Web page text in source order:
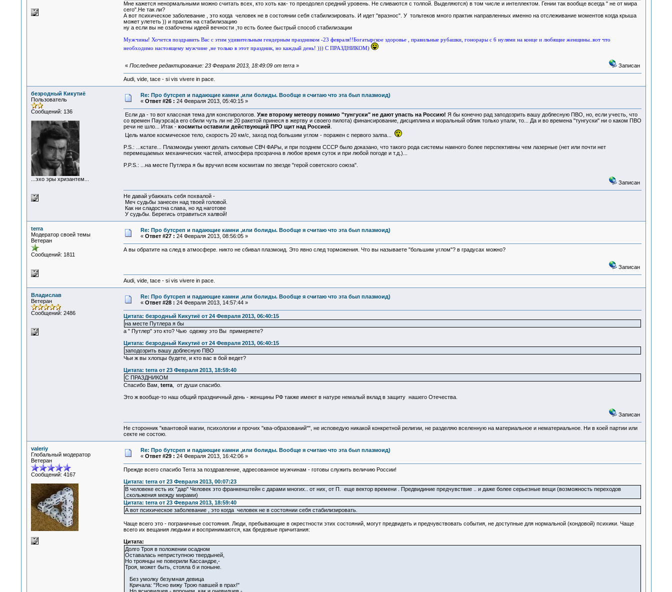
Мне кажется ненормальными можно считать всех, кто хоть как- то преодолел средний уровень. Не сливаются с толпой. Выделяются) в том числе и интеллектом. Гении так вообще всегда " не от мира
сего".Не так ли?
А вот психическое заболевание , это когда человек не в состоянии себя стабилизировать. И идет "вразнос". У тольтеков много практик направленных именно на отслеживание моментов когда крыша
может улететь )) и практик на стабилизацию
ну а если вы не озабочены идеей вечности ,то есть более быстрый способ стабилизации
Мужчины! Хочется поздравить Вас с этим удивительным гендерным праздником -23 февраля!!Богатырское здоровье , правильные рубашки, гонорары с 6 нулями на конце и любящие женщины..вот что
необходимо настоящему мужчине ,не только в этот праздник, но каждый день! ))) С ПРАЗДНИКОМ)
« Последнее редактирование: 23 Февраля 2013, 18:49:09 от terra» Записан
Audi, vide, tace - si vis vivere in pace.
безродный Кикутиё
Пользователь
Сообщений: 136
...эхо эры хризантем...
Re: Про бутсреп и падающие камни ,или болиды. Вообще я считаю что эта был плазмоид)
« Ответ #26 : 24 Февраля 2013, 05:40:15 »
Если да - то вот классная тема для конспирологов. Уже второму метеору помимо "тунгуски" не дают упасть на Россию! Я бы конечно рад заподозрить вашу доблесную ПВО, но, если учесть, что
со времен Пауэрса(а его сбили чуть ли не 20 ракетой принеся в жертву и своего пилота) финансирование, дисциплина и моральный облик только упали, то... Да и во времена "тунгуски" ни о каком ПВО
речи не шло... Итак - космиты оставили действующий ПРО щит над Россией
Цель малое космическое тело, скорость 20 км/с, заход под большим углом - поражен с первого залпа...
P.S.: ...кстате... Плазмоиды умеют делать силовые СВЧ ФАРы, и при позднем СССР было доказано, что такого рода системы намного более перспективны чем лазерные (нет или почти нет
перемещаемых механических частей, атмосфера прозрачна в любое время суток и при любой погоде и т.д.)...
P.P.S.: ...на месте Путлера я бы вручил всем космитам по звезде "герой советского союза".
Записан
Не давай убаюкать себя похвалой -
Меч судьбы занесен над твоей головой.
Как ни сладостна слава, но яд наготове
У судьбы. Берегись отравиться халвой!
terra
Модератор своей темы
Ветеран
Сообщений: 1811
Re: Про бутсреп и падающие камни ,или болиды. Вообще я считаю что эта был плазмоид)
« Ответ #27 : 24 Февраля 2013, 08:56:05 »
А вы обратите на след в атмосфере. никто не сбивал плазмоид. Это явно след торможения. Что вы называете "большим углом"? в градусах можно?
Записан
Audi, vide, tace - si vis vivere in pace.
Владислав
Ветеран
Сообщений: 2486
Re: Про бутсреп и падающие камни ,или болиды. Вообще я считаю что эта был плазмоид)
« Ответ #28 : 24 Февраля 2013, 14:57:44 »
Цитата: безродный Кикутиё от 24 Февраля 2013, 06:40:15
на месте Путлера я бы
а " Путлер" это кто? Чью одежку это Вы примеряете?
Цитата: безродный Кикутиё от 24 Февраля 2013, 06:40:15
заподозрить вашу доблесную ПВО
Чьи ж вы хлопцы будете, и кто вас в бой ведет?
Цитата: terra от 23 Февраля 2013, 18:59:40
С ПРАЗДНИКОМ
Спасибо Вам, terra, от души спасибо.
Это ж вообще-то наш общий праздничный день - женщины РФ также имеют в натуре немалый вклад в защиту нашего Отечества.
Записан
Не сторонник "квантовой магии, психологии и прочих "ква-образований"", не исповедую никакой конкретной религии, не разделяю вселенную на материальное и нематериальное. Ни в коей партии или
секте не состою.
valeriy
Глобальный модератор
Ветеран
Сообщений: 4167
Re: Про бутсреп и падающие камни ,или болиды. Вообще я считаю что эта был плазмоид)
« Ответ #29 : 24 Февраля 2013, 16:42:06 »
Прежде всего спасибо Terra за поздравление, адресованное мужчинам - готовы служить величию России!
Цитата: terra от 23 Февраля 2013, 00:07:23
В человеке есть их "дар" Человек это франкенштейн с дарами многих.. от них, от П. еще вектор времени . Предвидиние предчувствие .. и даже более серьезные вещи (возможность переходов
,скольжения между мирами)
Цитата: terra от 23 Февраля 2013, 18:59:40
А вот психическое заболевание , это когда человек не в состоянии себя стабилизировать.
Чаще всего это - пограничные состояния. Люди, пребывающие в окрестности этих состояний, могут предвидеть и предчувствовать события, не доступные для нормальной (кондовой) психики. Чаще
всего их вещания людьми и воспринимаются, как бредовые причитания:
Цитата:
Долго Троя в положении осадном
Оставалась неприступною твердыней,
Но троянцы не поверили Кассандре,-
Троя, может быть, стояла б и поныне.
Без умолку безумная девица
Кричала: "Ясно вижу Трою павшей в прах!"